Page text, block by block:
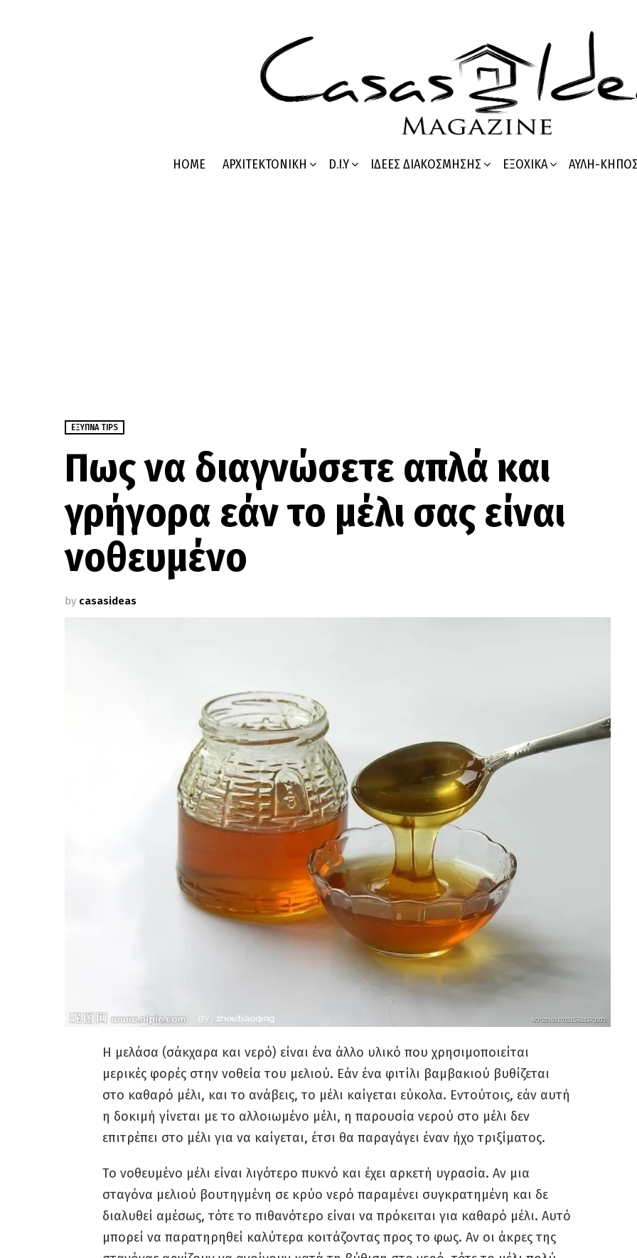
HOME ΑΡΧΙΤΕΚΤΟΝΙΚΉ D.I.Y ΙΔΈΕΣ ΔΙΑΚΌΣΜΗΣΗΣ ΕΞΟΧΙΚΆ ΑΥΛΉ-
ΈΞΥΠΝΑ TIPS
Πως να διαγνώσετε απλά και
γρήγορα εάν το μέλι σας είναι
νοθευμένο
by casasideas
Η μελάσα (σάκχαρα και νερό) είναι ένα άλλο υλικό που χρησιμοποιείται
μερικές φορές στην νοθεία του μελιού. Εάν ένα φιτίλι βαμβακιού βυθίζεται
στο καθαρό μέλι, και το ανάβεις, το μέλι καίγεται εύκολα. Εντούτοις, εάν αυτή
η δοκιμή γίνεται με το αλλοιωμένο μέλι, η παρουσία νερού στο μέλι δεν
επιτρέπει στο μέλι για να καίγεται, έτσι θα παραγάγει έναν ήχο τριξίματος.
Το νοθευμένο μέλι είναι λιγότερο πυκνό και έχει αρκετή υγρασία. Αν μια
σταγόνα μελιού βουτηγμένη σε κρύο νερό παραμένει συγκρατημένη και δε
διαλυθεί αμέσως, τότε το πιθανότερο είναι να πρόκειται για καθαρό μέλι. Αυτό
μπορεί να παρατηρηθεί καλύτερα κοιτάζοντας προς το φως. Αν οι άκρες της